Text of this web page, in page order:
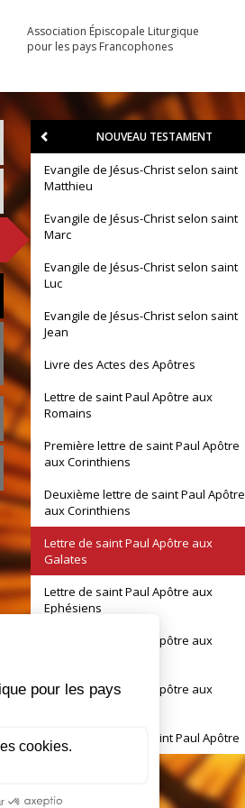
Association Épiscopale Liturgique
pour les pays Francophones
NOUVEAU TESTAMENT
Evangile de Jésus-Christ selon saint
Matthieu
Evangile de Jésus-Christ selon saint
Marc
Evangile de Jésus-Christ selon saint
Luc
Evangile de Jésus-Christ selon saint
Jean
Livre des Actes des Apôtres
Lettre de saint Paul Apôtre aux
Romains
Première lettre de saint Paul Apôtre
aux Corinthiens
Deuxième lettre de saint Paul Apôtre
aux Corinthiens
Lettre de saint Paul Apôtre aux
Galates
Lettre de saint Paul Apôtre aux
Ephésiens
Lettre de saint Paul Apôtre aux
Lettre de saint Paul Apôtre aux
Première lettre de saint Paul Apôtre
aux Thessaloniciens
Deuxième lettre de saint Paul Apôtre
aux Thessaloniciens